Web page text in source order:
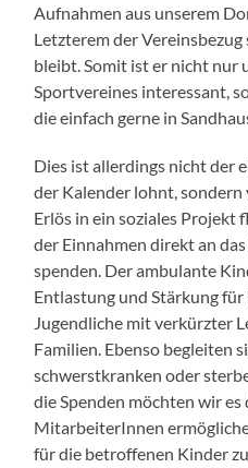
Aufnahmen aus unserem
Letzterem der
bleibt. Somit ist er nicht nur
Sportvereines interessant,
die einfach gerne in
Dies ist allerdings nicht der
der Kalender lohnt, sondern
Erlös in ein soziales Projekt
der Einnahmen direkt an
spenden. Der ambulante
Entlastung und Stärkung
Jugendliche mit verkürzter
Familien. Ebenso begleiten
schwerstkranken oder
die Spenden möchten wir
MitarbeiterInnen
für die betroffenen Kinder